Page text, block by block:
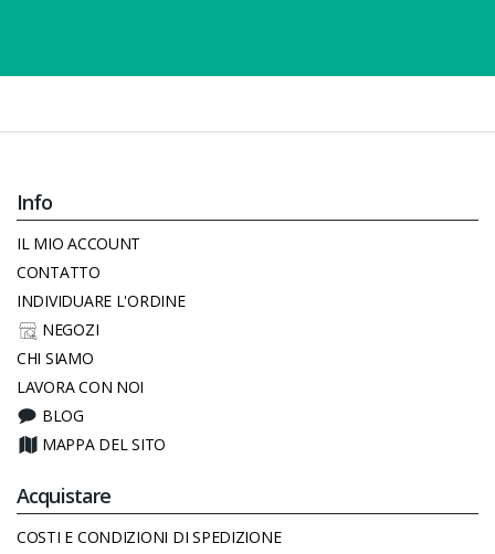
Info
IL MIO ACCOUNT
CONTATTO
INDIVIDUARE L'ORDINE
NEGOZI
CHI SIAMO
LAVORA CON NOI
BLOG
MAPPA DEL SITO
Acquistare
COSTI E CONDIZIONI DI SPEDIZIONE